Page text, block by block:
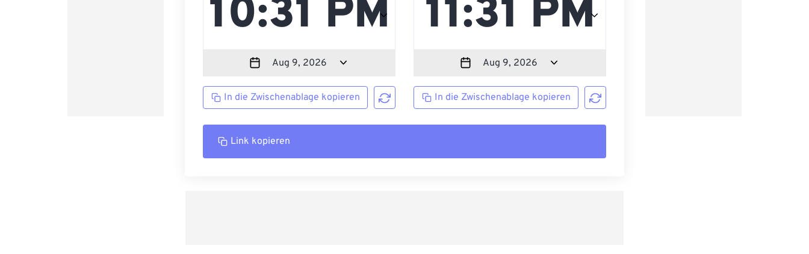
In die Zwischenablage kopieren In die Zwischenablage kopieren
Link kopieren